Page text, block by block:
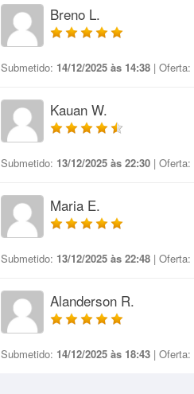
Breno L.
Submetido: 14/12/2025 às 14:38 | Oferta:
Kauan W.
Submetido: 13/12/2025 às 22:30 | Oferta:
Maria E.
Submetido: 13/12/2025 às 22:48 | Oferta:
Alanderson R.
Submetido: 14/12/2025 às 18:43 | Oferta: